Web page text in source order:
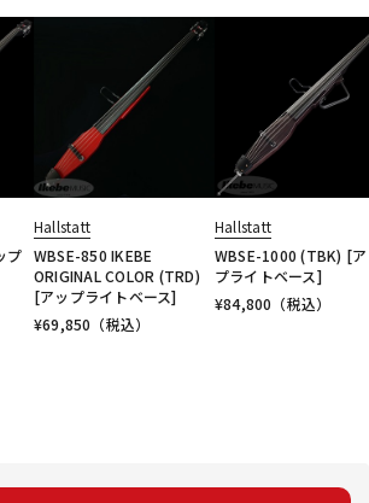
プ
Hallstatt
WBSE-850 IKEBE
ORIGINAL COLOR (TRD)
[アップライトベース]
¥69,850 （税込）
Hallstatt
WBSE-1000 (TBK) [
プライトベース]
¥84,800 （税込）